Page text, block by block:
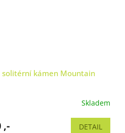
solitérní kámen Mountain
Skladem
,- DETAIL